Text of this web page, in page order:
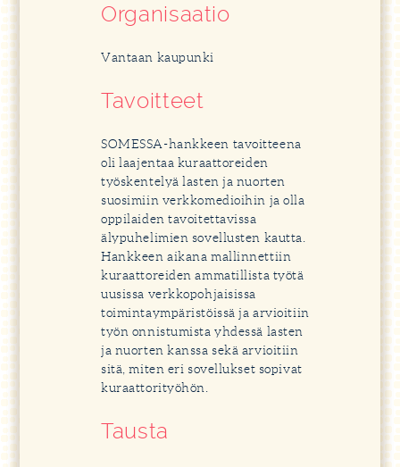
Organisaatio
Vantaan kaupunki
Tavoitteet
SOMESSA-hankkeen tavoitteena
oli laajentaa kuraattoreiden
työskentelyä lasten ja nuorten
suosimiin verkkomedioihin ja olla
oppilaiden tavoitettavissa
älypuhelimien sovellusten kautta.
Hankkeen aikana mallinnettiin
kuraattoreiden ammatillista työtä
uusissa verkkopohjaisissa
toimintaympäristöissä ja arvioitiin
työn onnistumista yhdessä lasten
ja nuorten kanssa sekä arvioitiin
sitä, miten eri sovellukset sopivat
kuraattorityöhön.
Tausta